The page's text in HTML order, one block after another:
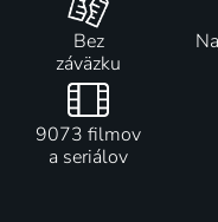
Bez
záväzku
9073 filmov
a seriálov